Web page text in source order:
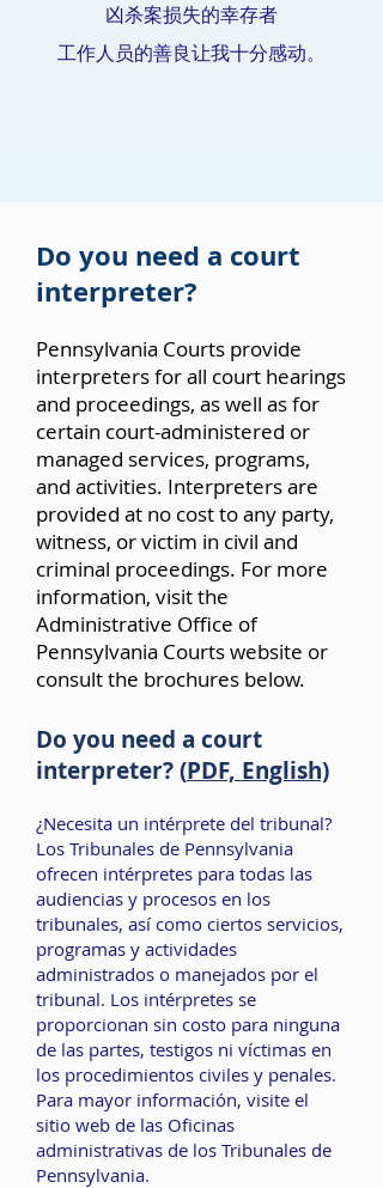
凶杀案损失的幸存者
工作人员的善良让我十分感动。
Do you need a court
interpreter?
Pennsylvania Courts provide
interpreters for all court hearings
and proceedings, as well as for
certain court-administered or
managed services, programs,
and activities. Interpreters are
provided at no cost to any party,
witness, or victim in civil and
criminal proceedings. For more
information, visit the
Administrative Office of
Pennsylvania Courts website or
consult the brochures below.
Do you need a court
interpreter? (PDF, English)
¿Necesita un intérprete del tribunal?
Los Tribunales de Pennsylvania
ofrecen intérpretes para todas las
audiencias y procesos en los
tribunales, así como ciertos servicios,
programas y actividades
administrados o manejados por el
tribunal. Los intérpretes se
proporcionan sin costo para ninguna
de las partes, testigos ni víctimas en
los procedimientos civiles y penales.
Para mayor información, visite el
sitio web de las Oficinas
administrativas de los Tribunales de
Pennsylvania.